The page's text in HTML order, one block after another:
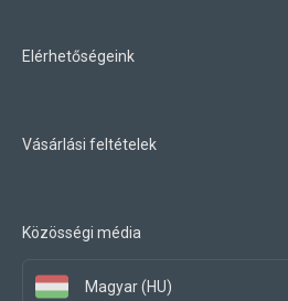
Elérhetőségeink
Vásárlási feltételek
Közösségi média
Magyar (HU)